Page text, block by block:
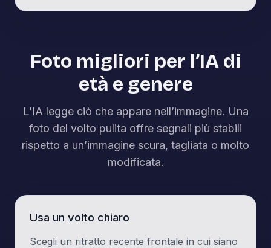
Foto migliori per l’IA di
età e genere
L’IA legge ciò che appare nell’immagine. Una
foto del volto pulita offre segnali più stabili
rispetto a un’immagine scura, tagliata o molto
modificata.
Usa un volto chiaro
Scegli un ritratto recente frontale in cui siano